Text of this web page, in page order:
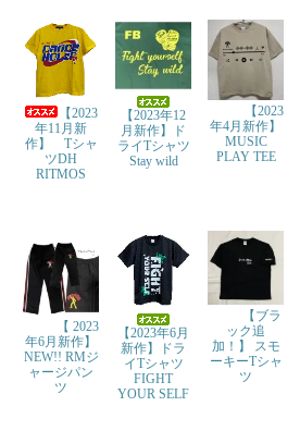
【2023
年11月新
作】 Tシャ
ツDH
RITMOS
【2023年12
月新作】ド
ライTシャツ
Stay wild
【2023
年4月新作】
MUSIC
PLAY TEE
【 2023
年6月新作】
NEW!! RMジ
ャージパン
ツ
【2023年6月
新作】ドラ
イTシャツ
FIGHT
YOUR SELF
【ブラ
ック追
加！】 スモ
ーキーTシャ
ツ